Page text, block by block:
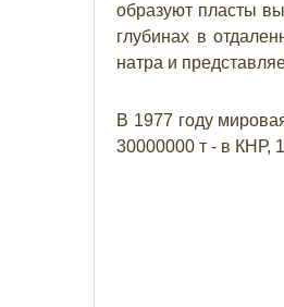
образуют пласты
глубинах в
натра и
В 1977 году
30000000 т - в КНР,